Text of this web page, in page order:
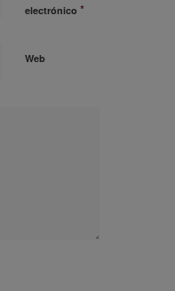
electrónico *
Web